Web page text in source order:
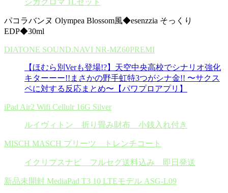
シカクロマ 1Lセット
パコラバンヌ Olympea Blossom風◆esenzzia そっくり
EDP◆30ml
DIATONE SOUND.NAVI NR-MZ60PREMI
【ほむら別Verも登場!?】天空中央高校でシナリオ強化
キターーー!!まさかの野手虹特3つがシナ金!! 〜サクス
ペに対する反応まとめ〜【パワプロアプリ】
iPad Air2 Wifi Cellulr 16G Silver
ルイヴィトン 折り畳み財布 小銭入れ付き
MISCH MASCH プリーツ トレンチコート
イクリプスナビ フルセグ送料込み 即日発送
新品未開封 MediaPad T3 10 LTEモデル ASG-L09